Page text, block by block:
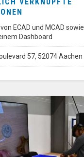
VERKNÜPFTE
ECAD und MCAD sowie
Dashboard
57, 52074 Aachen